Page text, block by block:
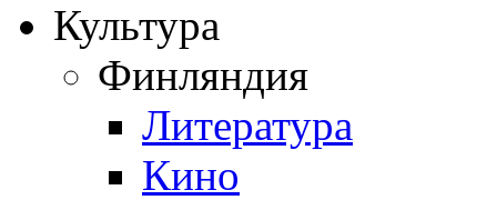
Культура
Финляндия
Литература
Кино